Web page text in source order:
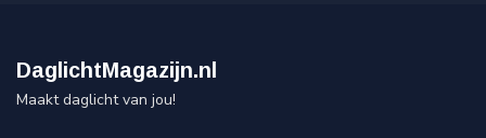
DaglichtMagazijn.nl
Maakt daglicht van jou!